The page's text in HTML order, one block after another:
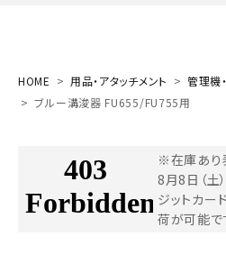
HOME 用品・アタッチメント
管理機
ブルー溝浚器 FU655/FU755用
※在庫あり
8月8日（土
ジットカー
荷が可能で